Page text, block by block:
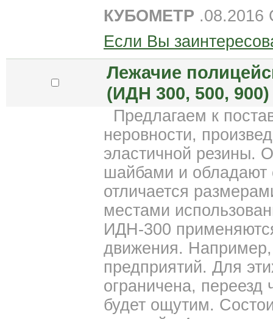
КУБОМЕТР .08.2016
Если Вы
Лежачие
(ИДН 300, 500, 900)
Предлагаем к
неровности,
эластичной резины.
шайбами и
отличается
местами
ИДН-300
движения.
предприятий. Для
ограничена, переезд
будет ощутим.